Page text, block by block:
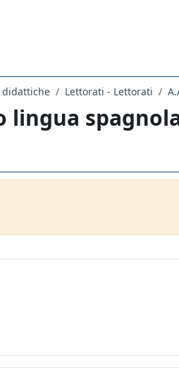
Lettorati - Lettorati
lingua